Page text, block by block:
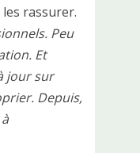
rassurer.
Peu
Et
jour sur
Depuis,